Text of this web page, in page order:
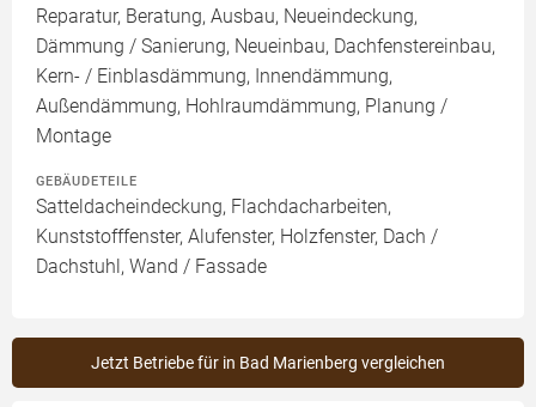
Reparatur, Beratung, Ausbau, Neueindeckung,
Dämmung / Sanierung, Neueinbau, Dachfenstereinbau,
Kern- / Einblasdämmung, Innendämmung,
Außendämmung, Hohlraumdämmung, Planung /
Montage
GEBÄUDETEILE
Satteldacheindeckung, Flachdacharbeiten,
Kunststofffenster, Alufenster, Holzfenster, Dach /
Dachstuhl, Wand / Fassade
Jetzt Betriebe für in Bad Marienberg vergleichen